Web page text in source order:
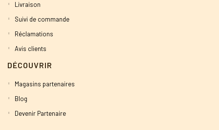
Livraison
Suivi de commande
Réclamations
Avis clients
DÉCOUVRIR
Magasins partenaires
Blog
Devenir Partenaire